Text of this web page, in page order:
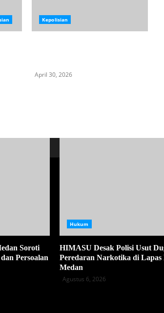
Kepolisian
April 30, 2026
Soroti
Persoalan
Hukum
HIMASU Desak Polisi Usut
Peredaran Narkotika di Lapas
Medan
Agustus 6, 2026